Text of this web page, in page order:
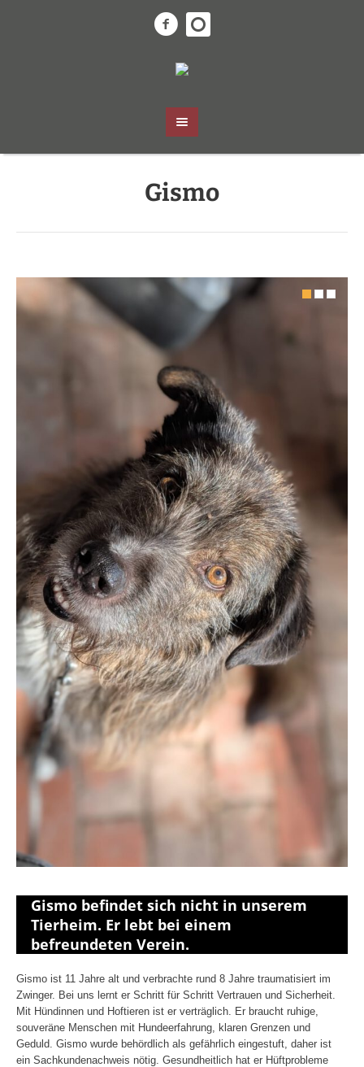
Gismo
Gismo befindet sich nicht in unserem
Tierheim. Er lebt bei einem
befreundeten Verein.
Gismo ist 11 Jahre alt und verbrachte rund 8 Jahre traumatisiert im
Zwinger. Bei uns lernt er Schritt für Schritt Vertrauen und Sicherheit.
Mit Hündinnen und Hoftieren ist er verträglich. Er braucht ruhige,
souveräne Menschen mit Hundeerfahrung, klaren Grenzen und
Geduld. Gismo wurde behördlich als gefährlich eingestuft, daher ist
ein Sachkundenachweis nötig. Gesundheitlich hat er Hüftprobleme